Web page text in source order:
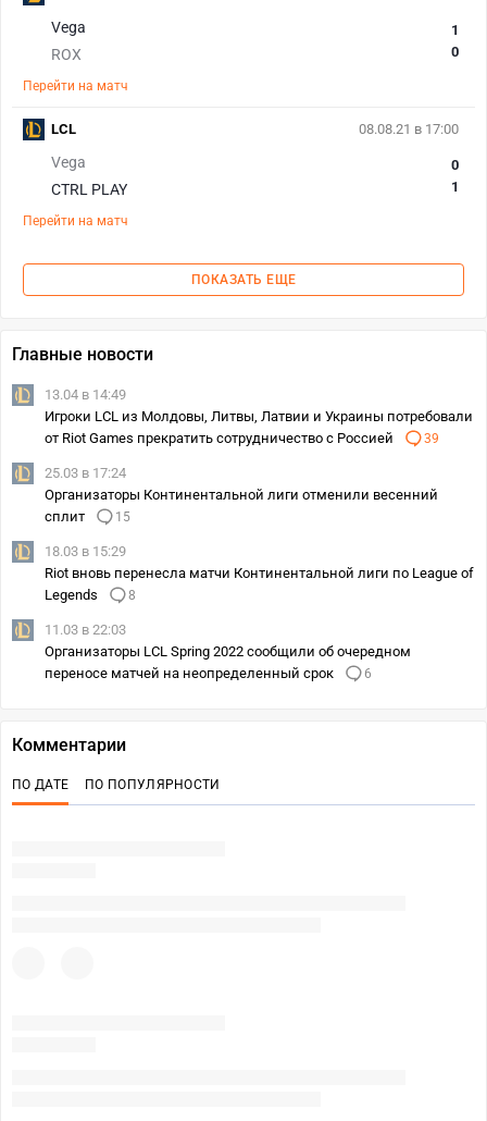
Vega
ROX
1
0
Перейти на матч
08.08.21 в 17:00
Vega
CTRL PLAY
0
1
Перейти на матч
LCL
ПОКАЗАТЬ ЕЩЕ
Главные новости
13.04 в 14:49
Игроки LCL из Молдовы, Литвы, Латвии и Украины потребовали
от Riot Games прекратить сотрудничество с Россией
39
25.03 в 17:24
Организаторы Континентальной лиги отменили весенний
сплит
15
18.03 в 15:29
Riot вновь перенесла матчи Континентальной лиги по League of
Legends
8
11.03 в 22:03
Организаторы LCL Spring 2022 сообщили об очередном
переносе матчей на неопределенный срок
6
Комментарии
ПО ДАТЕ ПО ПОПУЛЯРНОСТИ